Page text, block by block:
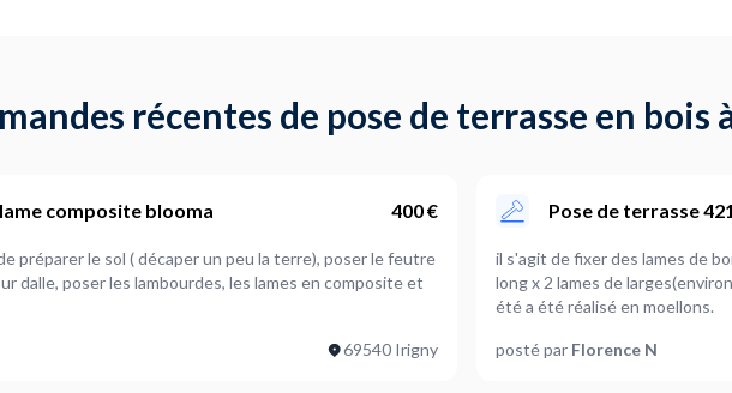
récentes de pose de terrasse en
composite blooma 400 €
le sol ( décaper un peu la terre), poser le feutre
dalle, poser les lambourdes, les lames en composite et
69540 Irigny
Pose de terrasse
il s'agit de fixer des lames de bois sur le dessus d'un petit muret qui mesure 8m30 de
long x 2 lames de
été a été réalisé en moellons.
posté par Florence N